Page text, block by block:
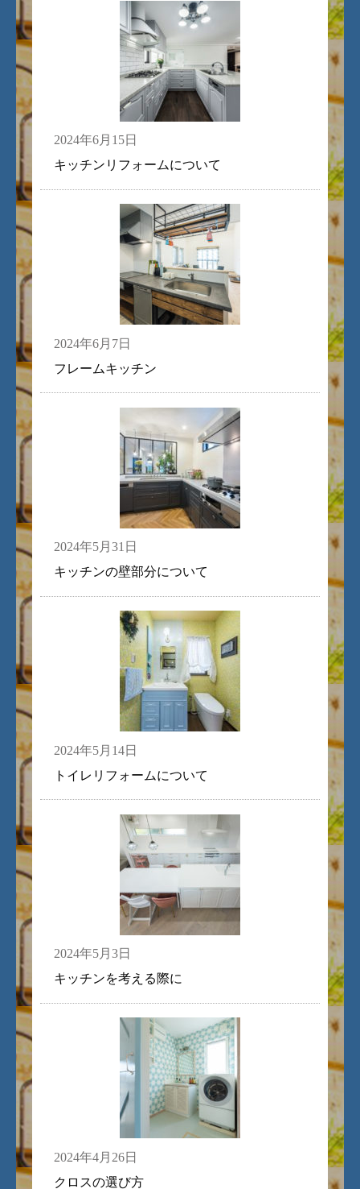
2024年6月15日
キッチンリフォームについて
2024年6月7日
フレームキッチン
2024年5月31日
キッチンの壁部分について
2024年5月14日
トイレリフォームについて
2024年5月3日
キッチンを考える際に
2024年4月26日
クロスの選び方